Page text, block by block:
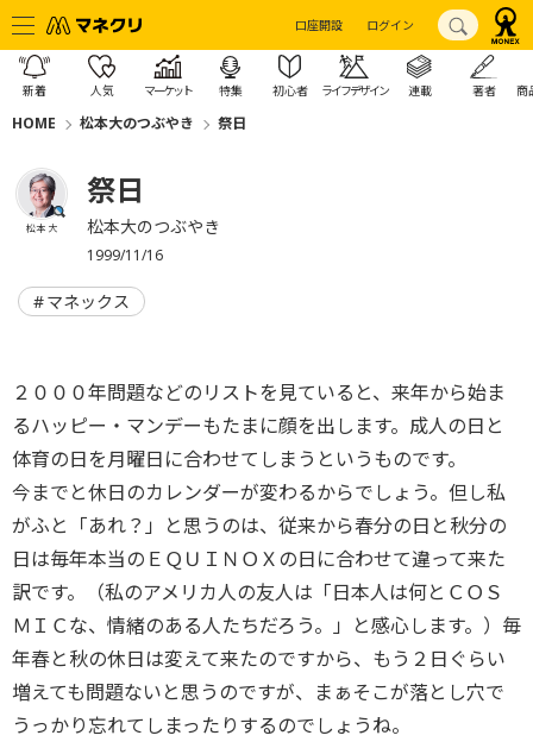
口座開設 ログイン
新着 人気 マーケット 特集 初心者 ライフデザイン 連載 著者 商
HOME 松本大のつぶやき 祭日
松本 大
祭日
松本大のつぶやき
1999/11/16
マネックス
２０００年問題などのリストを見ていると、来年から始ま
るハッピー・マンデーもたまに顔を出します。成人の日と
体育の日を月曜日に合わせてしまうというものです。
今までと休日のカレンダーが変わるからでしょう。但し私
がふと「あれ？」と思うのは、従来から春分の日と秋分の
日は毎年本当のＥＱＵＩＮＯＸの日に合わせて違って来た
訳です。（私のアメリカ人の友人は「日本人は何とＣＯＳ
ＭＩＣな、情緒のある人たちだろう。」と感心します。）毎
年春と秋の休日は変えて来たのですから、もう２日ぐらい
増えても問題ないと思うのですが、まぁそこが落とし穴で
うっかり忘れてしまったりするのでしょうね。